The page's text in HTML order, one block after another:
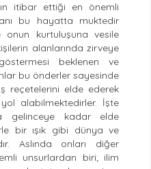
itibar ettiği en önemli
bu hayatta muktedir
kurtuluşuna vesile
alanlarında zirveye
beklenen ve
bu önderler sayesinde
reçetelerini elde ederek
alabilmektedirler. İşte
gelinceye kadar elde
bir ışık gibi dünya ve
Aslında onları diğer
unsurlardan biri; ilim